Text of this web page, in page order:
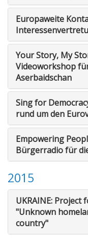
Europaweite
Your Story, My
Videoworkshop
Aserbaidschan
Sing for
rund um den
Empowering
Bürgerradio für
2015
UKRAINE:
"Unknown
country"